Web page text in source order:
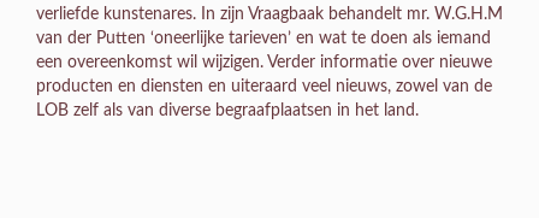
verliefde kunstenares. In zijn Vraagbaak behandelt mr. W.G.H.M
van der Putten ‘oneerlijke tarieven’ en wat te doen als iemand
een overeenkomst wil wijzigen. Verder informatie over nieuwe
producten en diensten en uiteraard veel nieuws, zowel van de
LOB zelf als van diverse begraafplaatsen in het land.